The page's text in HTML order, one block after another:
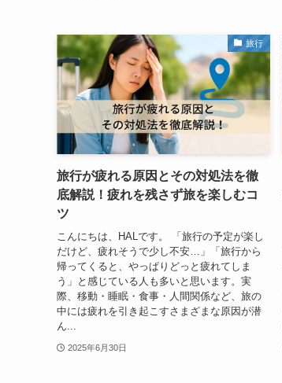
旅行
旅行が疲れる原因とその対処法を徹
底解説！疲れを残さず旅を楽しむコ
ツ
こんにちは、HALです。 「旅行の予定が楽し
だけど、疲れそうで少し不安…」「旅行から
帰ってくると、やっぱりどっと疲れてしま
う」と感じている人も多いと思います。実
際、移動・睡眠・食事・人間関係など、旅の
中には疲れを引き起こすさまざまな原因が潜
ん...
2025年6月30日